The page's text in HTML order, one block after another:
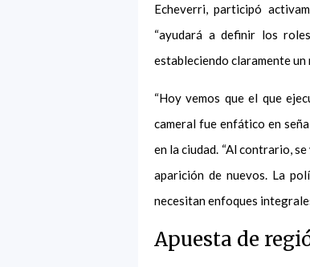
Echeverri, participó
“ayudará a definir los
estableciendo claramente
“Hoy vemos que el que
cameral fue enfático en
en la ciudad. “Al contrario,
aparición de nuevos. La
necesitan enfoques
Apuesta de